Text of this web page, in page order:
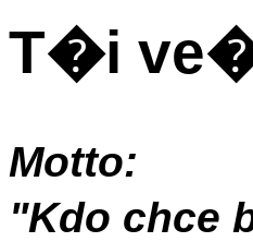
T�i
Motto:
"Kdo chce